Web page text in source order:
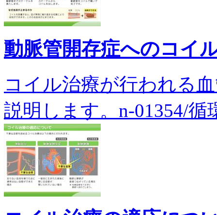
動脈管開存症へのコイ
コイル治療が行われる
説明します。n-01354/循